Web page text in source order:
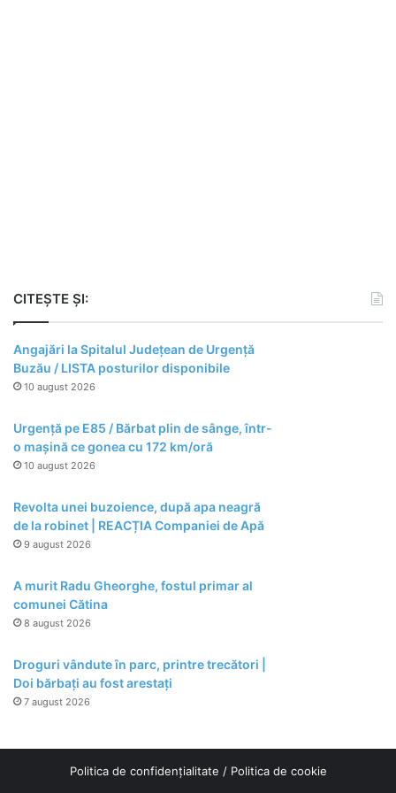
CITEȘTE ȘI:
Angajări la Spitalul Județean de Urgență
Buzău / LISTA posturilor disponibile
10 august 2026
Urgență pe E85 / Bărbat plin de sânge, într-
o mașină ce gonea cu 172 km/oră
10 august 2026
Revolta unei buzoience, după apa neagră
de la robinet | REACȚIA Companiei de Apă
9 august 2026
A murit Radu Gheorghe, fostul primar al
comunei Cătina
8 august 2026
Droguri vândute în parc, printre trecători |
Doi bărbați au fost arestați
7 august 2026
Politica de confidențialitate / Politica de cookie